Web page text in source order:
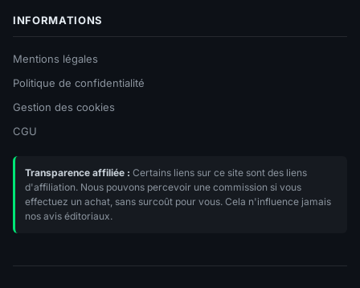
INFORMATIONS
Mentions légales
Politique de confidentialité
Gestion des cookies
CGU
Transparence affiliée : Certains liens sur ce site sont des liens
d'affiliation. Nous pouvons percevoir une commission si vous
effectuez un achat, sans surcoût pour vous. Cela n'influence jamais
nos avis éditoriaux.